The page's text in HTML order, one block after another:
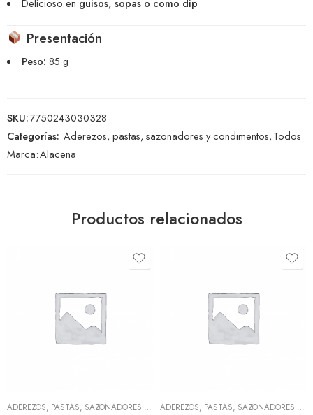
Delicioso en guisos, sopas o como dip
Presentación
Peso: 85 g
SKU:7750243030328
Categorías: Aderezos, pastas, sazonadores y condimentos,Todos
Marca:Alacena
Productos relacionados
ADEREZOS, PASTAS, SAZONADORES Y CONDIMENTOS ,TODOS
ADEREZOS, PASTAS, SAZONADORES Y CONDIMENTOS